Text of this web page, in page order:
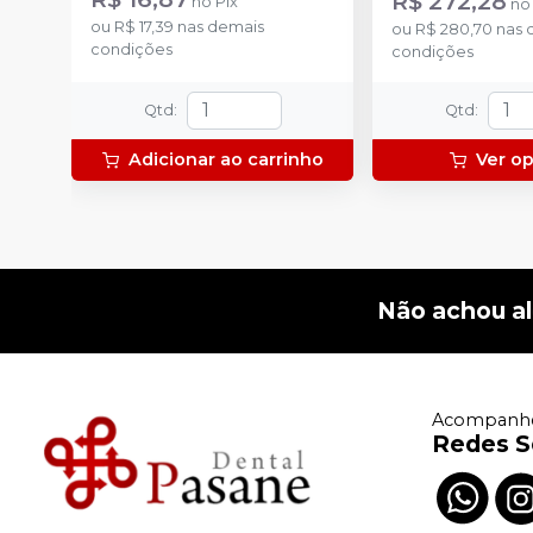
ou R$ 17,39 nas demais
condições
Qtd :
Adicionar ao carrinho
no
ou R$ 280,70 nas
condições
Qtd :
Ver
Não achou
Redes